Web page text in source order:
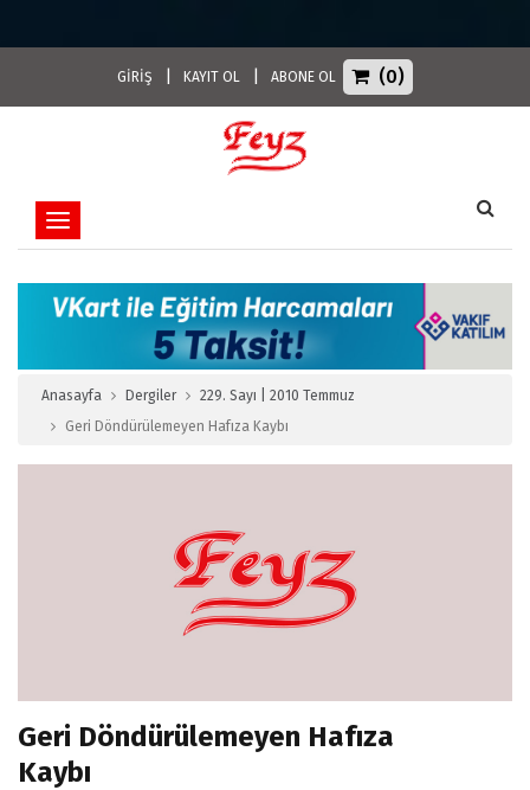
GİRİŞ KAYIT OL ABONE OL (0)
Toggle navigation
Anasayfa Dergiler
229. Sayı | 2010 Temmuz
Geri Döndürülemeyen Hafıza Kaybı
Geri Döndürülemeyen Hafıza
Kaybı